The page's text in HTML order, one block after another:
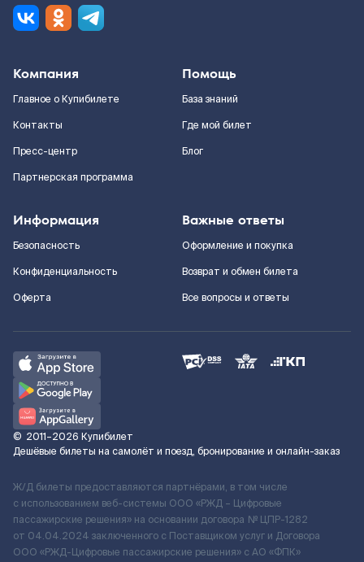
Компания
Главное о Купибилете
Контакты
Пресс-центр
Партнерская программа
Помощь
База знаний
Где мой билет
Блог
Информация
Безопасность
Конфиденциальность
Оферта
Важные ответы
Оформление и покупка
Возврат и обмен билета
Все вопросы и ответы
© 2011–2026 Купибилет
Дешёвые билеты на самолёт и поезд, бронирование и онлайн-заказ
Ж/Д билеты предоставляются партнёрами, в том числе
с использованием веб-системы ООО «РЖД – Цифровые
пассажирские решения» на основании договора № ЦПР-1282
от 04.04.2024 заключенного с Поставщиком услуг и Договора
ООО «РЖД-Цифровые пассажирские решения» c АО «ФПК»